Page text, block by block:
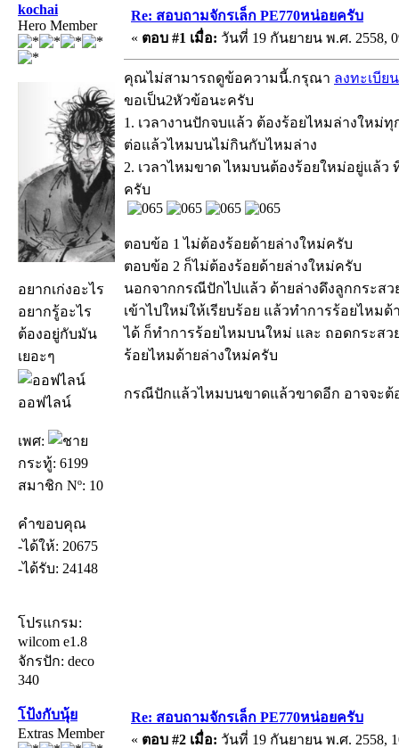
kochai
Hero Member
อยากเก่งอะไร
อยากรู้อะไร
ต้องอยู่กับมัน
เยอะๆ
ออฟไลน์
เพศ:
กระทู้: 6199
สมาชิก Nº: 10
คำขอบคุณ
-ได้ให้: 20675
-ได้รับ: 24148
โปรแกรม:
wilcom e1.8
จักรปัก: deco
340
Re: สอบถามจักรเล็ก PE770หน่อยครับ
« ตอบ #1 เมื่อ: วันที่ 19 กันยายน พ.ศ. 2558,
คุณไม่สามารถดูข้อความนี้.กรุณา ลงทะเบียน
ขอเป็น2หัวข้อนะครับ
1. เวลางานปักจบแล้ว ต้องร้อยไหมล่างใหม่
ต่อแล้วไหมบนไม่กินกับไหมล่าง
2. เวลาไหมขาด ไหมบนต้องร้อยใหม่อยู่แล้
ครับ
ตอบข้อ 1 ไม่ต้องร้อยด้ายล่างใหม่ครับ
ตอบข้อ 2 ก็ไม่ต้องร้อยด้ายล่างใหม่ครับ
นอกจากกรณีปักไปแล้ว ด้ายล่างดึงลูกกระส
เข้าไปใหม่ให้เรียบร้อย แล้วทำการร้อยไห
ได้ ก็ทำการร้อยไหมบนใหม่ และ ถอดกระส
ร้อยไหมด้ายล่างใหม่ครับ
กรณีปักแล้วไหมบนขาดแล้วขาดอีก อาจจะต้
โป้งกับนุ้ย
Extras Member
Re: สอบถามจักรเล็ก PE770หน่อยครับ
« ตอบ #2 เมื่อ: วันที่ 19 กันยายน พ.ศ. 2558,